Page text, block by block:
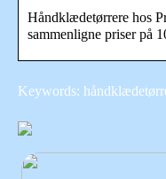
Håndklædetørrere hos
sammenligne priser på
Keywords: